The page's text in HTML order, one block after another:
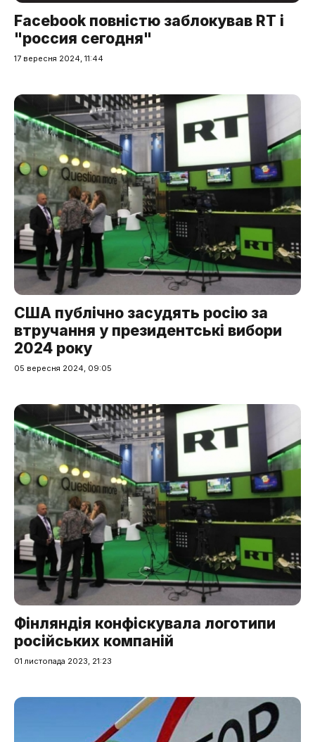
Facebook повністю заблокував RT і
"россия сегодня"
17 вересня 2024, 11:44
США публічно засудять росію за
втручання у президентські вибори
2024 року
05 вересня 2024, 09:05
Фінляндія конфіскувала логотипи
російських компаній
01 листопада 2023, 21:23